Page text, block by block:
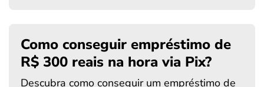
Como conseguir empréstimo de
R$ 300 reais na hora via Pix?
Descubra como conseguir um empréstimo de